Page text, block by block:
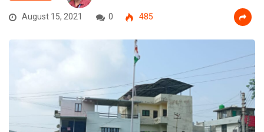
August 15, 2021 0 485